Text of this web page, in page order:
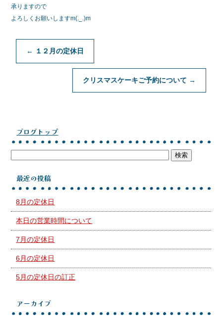
承りますので
よろしくお願いしますm(._.)m
← １２月の定休日
クリスマスケーキご予約について →
ブログトップ
最近の投稿
8月の定休日
本日の営業時間について
7月の定休日
6月の定休日
5月の定休日の訂正
アーカイブ